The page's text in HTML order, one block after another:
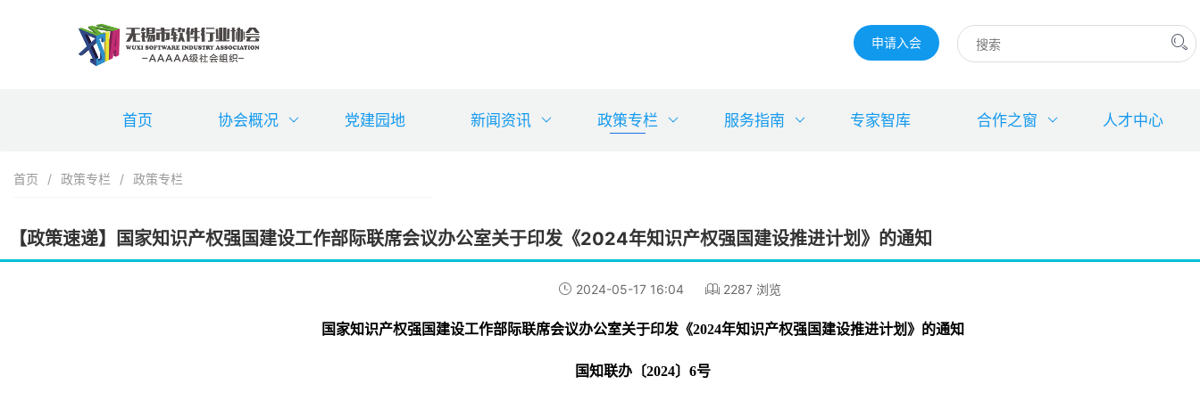
申请入会
首页 协会概况 党建园地 新闻资讯 政策专栏 服务指南 专家智库 合作之窗 人才中心
首页 / 政策专栏 / 政策专栏
【政策速递】国家知识产权强国建设工作部际联席会议办公室关于印发《2024年知识产权强国建设推进计划》的通知
2024-05-17 16:04 2287 浏览
国家知识产权强国建设工作部际联席会议办公室关于印发《2024年知识产权强国建设推进计划》的通知
国知联办〔2024〕6号